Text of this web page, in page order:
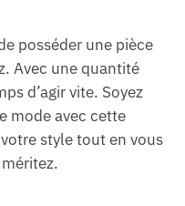
posséder une pièce
Avec une quantité
d’agir vite. Soyez
mode avec cette
style tout en vous